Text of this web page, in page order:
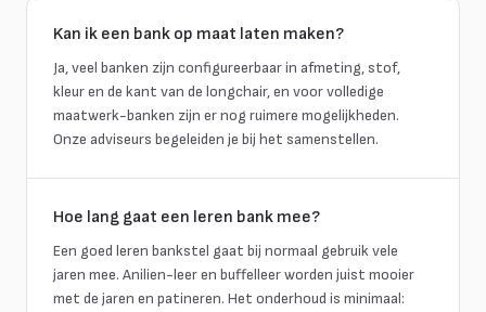
Kan ik een bank op maat laten maken?
Ja, veel banken zijn configureerbaar in afmeting, stof,
kleur en de kant van de longchair, en voor volledige
maatwerk-banken zijn er nog ruimere mogelijkheden.
Onze adviseurs begeleiden je bij het samenstellen.
Hoe lang gaat een leren bank mee?
Een goed leren bankstel gaat bij normaal gebruik vele
jaren mee. Anilien-leer en buffelleer worden juist mooier
met de jaren en patineren. Het onderhoud is minimaal: